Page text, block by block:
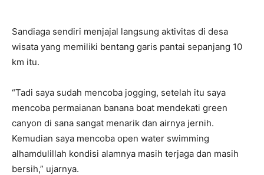
Sandiaga sendiri menjajal langsung aktivitas di desa
wisata yang memiliki bentang garis pantai sepanjang 10
km itu.
“Tadi saya sudah mencoba jogging, setelah itu saya
mencoba permaianan banana boat mendekati green
canyon di sana sangat menarik dan airnya jernih.
Kemudian saya mencoba open water swimming
alhamdulillah kondisi alamnya masih terjaga dan masih
bersih,” ujarnya.